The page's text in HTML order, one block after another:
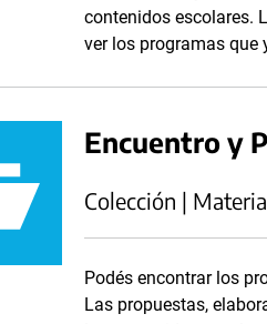
contenidos escolares.
ver los programas que
Encuentro y
Colección |
Podés encontrar los
Las propuestas,